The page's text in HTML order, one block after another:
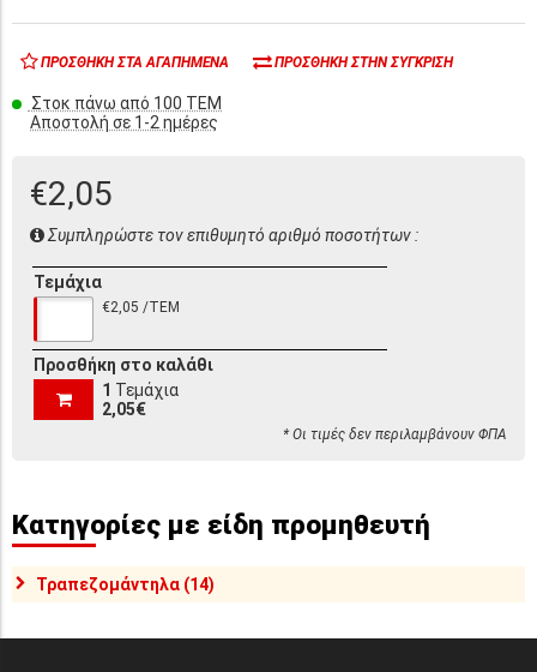
ΠΡΟΣΘΉΚΗ ΣΤΑ ΑΓΑΠΗΜΈΝΑ ΠΡΟΣΘΉΚΗ ΣΤΗΝ ΣΎΓΚΡΙΣΗ
Στοκ πάνω από 100 ΤΕΜ
Αποστολή σε 1-2 ημέρες
€2,05
Συμπληρώστε τον επιθυμητό αριθμό ποσοτήτων :
Τεμάχια
€2,05 /ΤΕΜ
Προσθήκη στο καλάθι
1 Τεμάχια
2,05€
* Οι τιμές δεν περιλαμβάνουν ΦΠΑ
Κατηγορίες με είδη προμηθευτή
Τραπεζομάντηλα (14)